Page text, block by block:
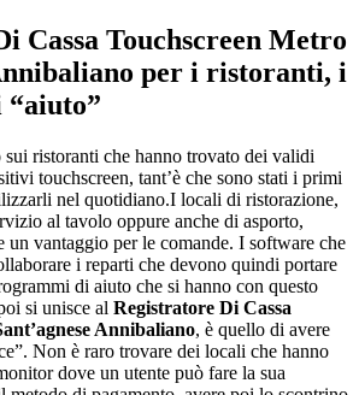
Cassa Touchscreen Metro
per i ristoranti, i
ristoranti che hanno trovato dei validi
touchscreen, tant’è che sono stati i primi
nel quotidiano.I locali di ristorazione,
al tavolo oppure anche di asporto,
un vantaggio per le comande. I software che
i reparti che devono quindi portare
di aiuto che si hanno con questo
si unisce al Registratore Di Cassa
Annibaliano, è quello di avere
Non è raro trovare dei locali che hanno
dove un utente può fare la sua